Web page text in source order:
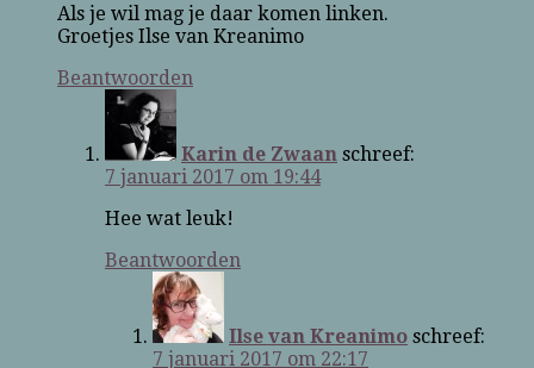
Als je wil mag je daar komen linken.
Groetjes Ilse van Kreanimo
Beantwoorden
Karin de Zwaan schreef:
7 januari 2017 om 19:44
Hee wat leuk!
Beantwoorden
Ilse van Kreanimo schreef:
7 januari 2017 om 22:17